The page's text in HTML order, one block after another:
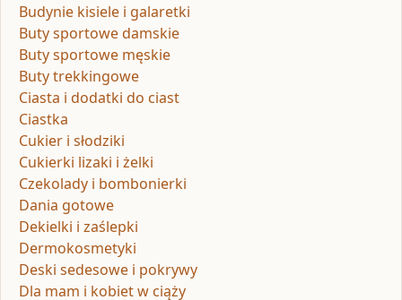
Budynie kisiele i galaretki
Buty sportowe damskie
Buty sportowe męskie
Buty trekkingowe
Ciasta i dodatki do ciast
Ciastka
Cukier i słodziki
Cukierki lizaki i żelki
Czekolady i bombonierki
Dania gotowe
Dekielki i zaślepki
Dermokosmetyki
Deski sedesowe i pokrywy
Dla mam i kobiet w ciąży